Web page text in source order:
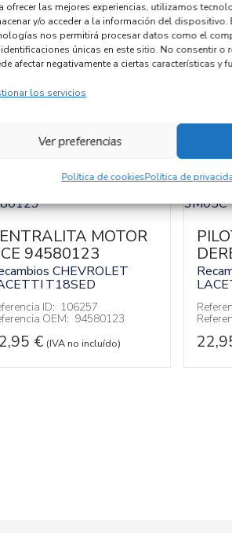
ofrecer las mejores experiencias, utilizamos
y/o acceder a la información del dispositivo.
nos permitirá procesar datos como el
únicas en este sitio. No consentir o
afectar negativamente a ciertas características y
los servicios
Ver preferencias
Política de cookiesPolítica de
MOTOR
94580123
CHEVROLET
T18SED
ID: 106257
OEM: 94580123
€ (IVA no incluído)